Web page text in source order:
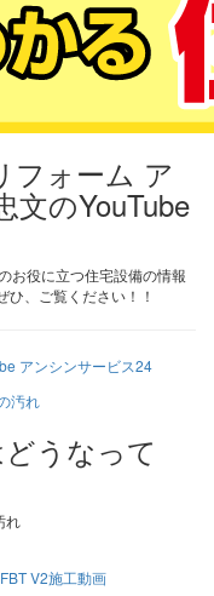
フォーム ア
文のYouTube
お役に立つ住宅設備の情報
、ご覧ください！！
アンシンサービス24
うなって
れ